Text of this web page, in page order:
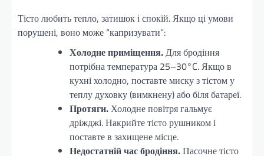
Тісто любить тепло, затишок і спокій. Якщо ці умови
порушені, воно може “капризувати”:
Холодне приміщення.Для бродіння
потрібна температура 25–30°C. Якщо в
кухні холодно, поставте миску з тістом у
теплу духовку (вимкнену) або біля батареї.
Протяги.Холодне повітря гальмує
дріжджі. Накрийте тісто рушником і
поставте в захищене місце.
Недостатній час бродіння.Пасочне тісто